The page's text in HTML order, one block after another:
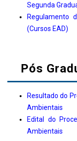
Segunda
Regulamento
(Cursos EAD)
Pós
Resultado do
Ambientais
Edital do
Ambientais